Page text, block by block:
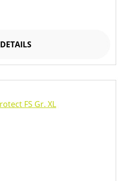
DETAILS